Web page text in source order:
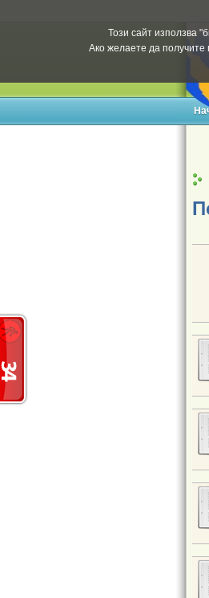
Този сайт използва
Ако желаете да